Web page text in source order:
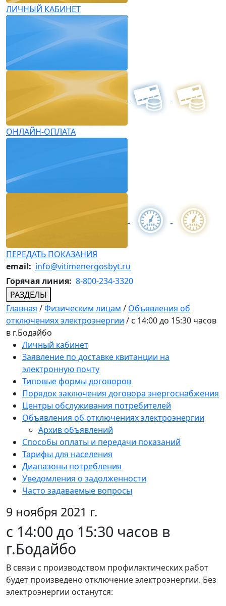
ЛИЧНЫЙ КАБИНЕТ
ОНЛАЙН-ОПЛАТА
ПЕРЕДАТЬ ПОКАЗАНИЯ
email: info@vitimenergosbyt.ru
Горячая линия: 8-800-234-3320
РАЗДЕЛЫ
Главная /Физическим лицам / Объявления об
отключениях электроэнергии / c 14:00 до 15:30 часов
в г.Бодайбо
Личный кабинет
Заявление по доставке квитанции на
электронную почту
Типовые формы договоров
Порядок заключения договора энергоснабжения
Центры обслуживания потребителей
Объявления об отключениях электроэнергии
Архив объявлений
Способы оплаты и передачи показаний
Тарифы для населения
Диапазоны потребления
Уведомления о задолженности
Часто задаваемые вопросы
9 ноября 2021 г.
c 14:00 до 15:30 часов в
г.Бодайбо
В связи с производством профилактических работ
будет произведено отключение электроэнергии. Без
электроэнергии останутся: